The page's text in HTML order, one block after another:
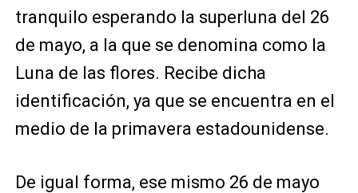
tranquilo esperando la superluna del 26
de mayo, a la que se denomina como la
Luna de las flores. Recibe dicha
identificación, ya que se encuentra en el
medio de la primavera estadounidense.
De igual forma, ese mismo 26 de mayo